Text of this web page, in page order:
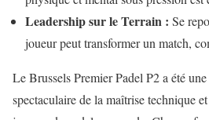
Leadership sur le Terrain : Se
joueur peut transformer un match,
Le Brussels Premier Padel P2 a été
spectaculaire de la maîtrise technique